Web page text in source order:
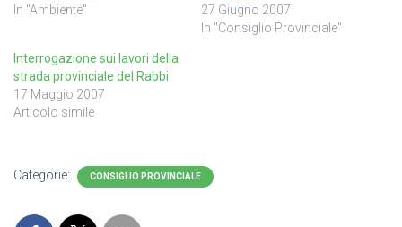
In "Ambiente"
27 Giugno 2007
In "Consiglio Provinciale"
Interrogazione sui lavori della
strada provinciale del Rabbi
17 Maggio 2007
Articolo simile
Categorie: CONSIGLIO PROVINCIALE